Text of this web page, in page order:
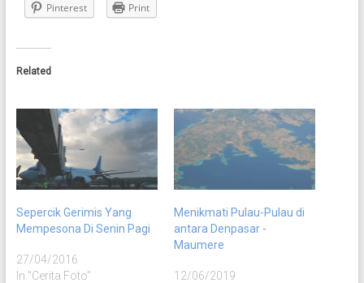
Pinterest
Print
Related
Sepercik Gerimis Yang
Mempesona Di Senin Pagi
27/04/2016
In "Cerita Foto"
Menikmati Pulau-Pulau di
antara Denpasar -
Maumere
12/06/2019